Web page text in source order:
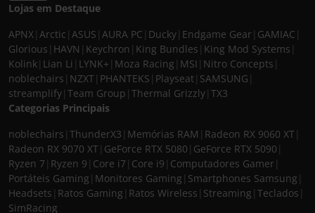
Lojas em Destaque
APNX Arctic ASUS AURA PC Ducky Endgame Gear GAMIAC
Glorious HAVN Keychron King Bundles King Mod Systems
Kolink Lian Li LYNK+ Moza Racing MSI Nitro Concepts
noblechairs NZXT PHANTEKS Playseat SAMSUNG
streamplify Team Group Thermal Grizzly TX3
Categorias Principais
noblechairs ThunderX3 Memórias RAM Radeon RX 9060 XT
Radeon RX 9070 XT GeForce RTX 5080 GeForce RTX 5090
Ryzen 7 Ryzen 9 Core i7 Core i9 Computadores Gamer
Portáteis Gaming Monitores Gaming Smartphones Samsung
Headsets Ratos Gaming Ratos Wireless Streaming Teclados
SimRacing